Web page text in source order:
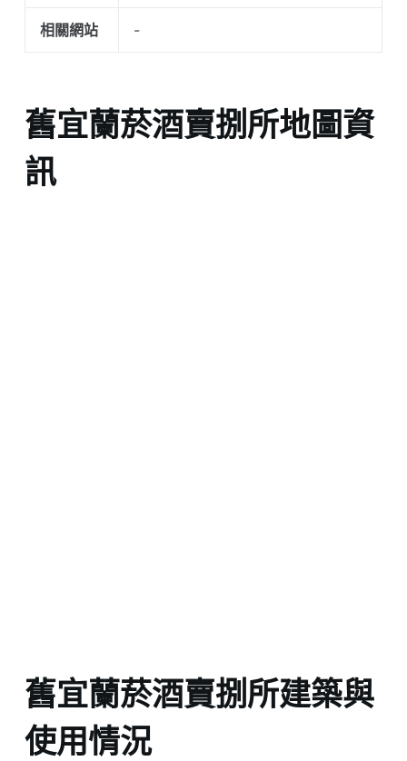
相關網站 -
舊宜蘭菸酒賣捌所地圖資
訊
舊宜蘭菸酒賣捌所建築與
使用情況